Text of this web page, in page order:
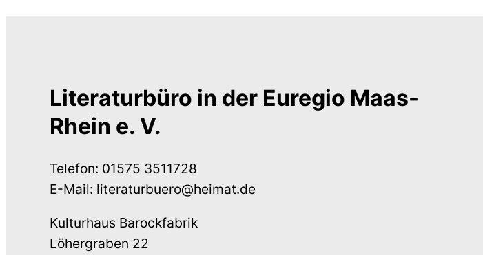
Literaturbüro in der Euregio Maas-
Rhein e. V.
Telefon: 01575 3511728
E-Mail: literaturbuero@heimat.de
Kulturhaus Barockfabrik
Löhergraben 22